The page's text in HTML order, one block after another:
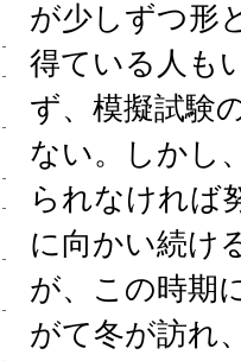
が少しずつ形
得ている人も
ず、模擬試験
ない。しかし
られなければ
に向かい続け
が、この時期
がて冬が訪れ